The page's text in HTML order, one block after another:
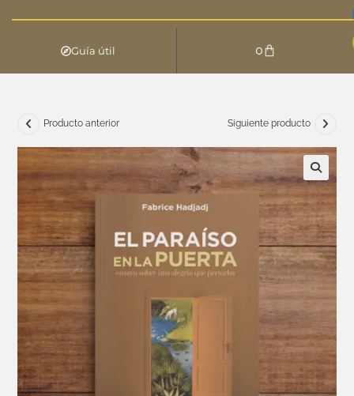
Guía útil 0
Producto anterior Siguiente producto